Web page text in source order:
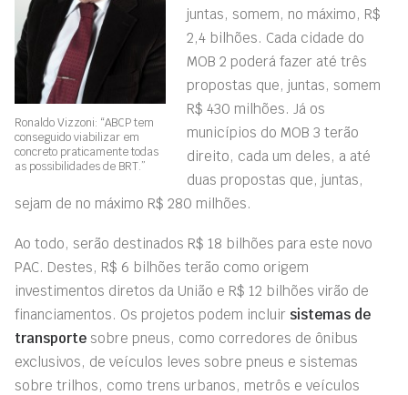
Ronaldo Vizzoni: “ABCP tem
conseguido viabilizar em
concreto praticamente todas
as possibilidades de BRT.”
juntas, somem, no máximo, R$
2,4 bilhões. Cada cidade do
MOB 2 poderá fazer até três
propostas que, juntas, somem
R$ 430 milhões. Já os
municípios do MOB 3 terão
direito, cada um deles, a até
duas propostas que, juntas,
sejam de no máximo R$ 280 milhões.
Ao todo, serão destinados R$ 18 bilhões para este novo
PAC. Destes, R$ 6 bilhões terão como origem
investimentos diretos da União e R$ 12 bilhões virão de
financiamentos. Os projetos podem incluir sistemas de
transporte sobre pneus, como corredores de ônibus
exclusivos, de veículos leves sobre pneus e sistemas
sobre trilhos, como trens urbanos, metrôs e veículos